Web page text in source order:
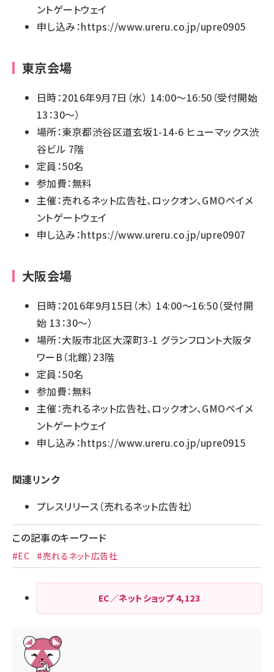
ントゲートウェイ
申し込み：https://www.ureru.co.jp/upre0905
東京会場
日時：2016年9月7日（水） 14:00〜16:50（受付開始
13：30～）
場所：東京都渋谷区道玄坂1-14-6 ヒューマックス渋
谷ビル 7階
定員：50名
参加費：無料
主催：売れるネット広告社、ロックオン、GMOペイメ
ントゲートウェイ
申し込み：https://www.ureru.co.jp/upre0907
大阪会場
日時：2016年9月15日（木） 14:00〜16:50（受付開
始 13：30～）
場所：大阪市北区大深町3-1 グランフロント大阪タ
ワーB（北館）23階
定員：50名
参加費：無料
主催：売れるネット広告社、ロックオン、GMOペイメ
ントゲートウェイ
申し込み：https://www.ureru.co.jp/upre0915
関連リンク
プレスリリース（売れるネット広告社）
この記事のキーワード
#EC #売れるネット広告社
EC／ネットショップ4,123